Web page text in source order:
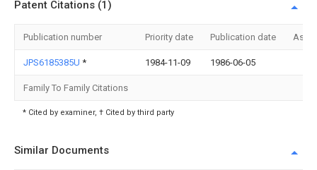
Patent Citations (1)
Publication number Priority date Publication date
JPS6185385U * 1984-11-09 1986-06-05
Family To Family Citations
* Cited by examiner, † Cited by third party
Similar Documents